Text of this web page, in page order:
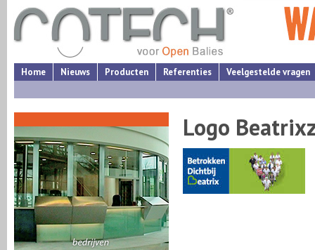
Home Nieuws Producten Referenties Veelgestelde vragen
Logo